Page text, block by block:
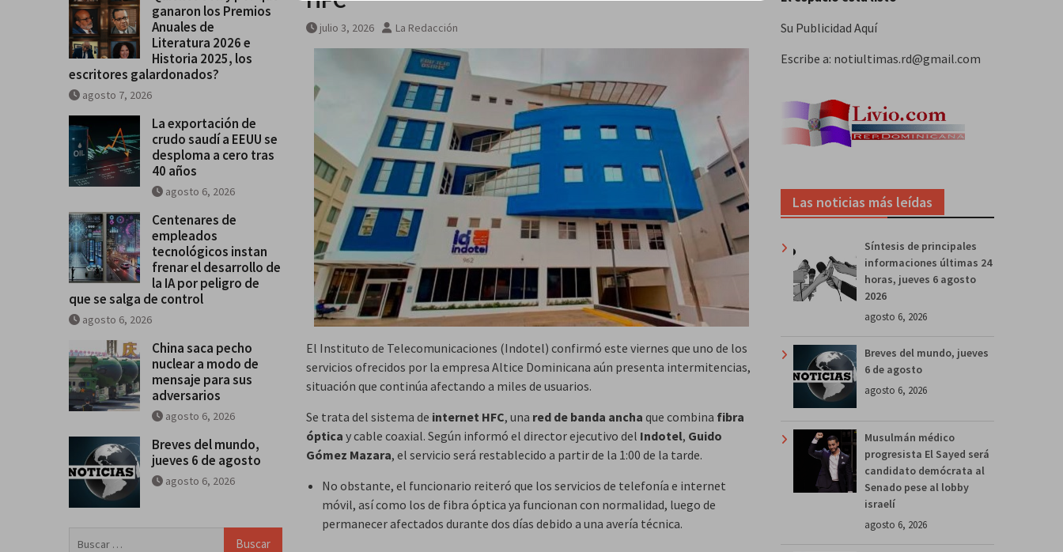
Historia 2025, los escritores
galardonados?
julio 3, 2026 La Redacción
El Instituto de Telecomunicaciones (Indotel) confirmó este viernes que uno de los
servicios ofrecidos por la empresa Altice Dominicana aún presenta intermitencias,
situación que continúa afectando a miles de usuarios.
Se trata del sistema de internet HFC, una red de banda ancha que combina fibra
óptica y cable coaxial. Según informó el director ejecutivo del Indotel, Guido
Gómez Mazara, el servicio será restablecido a partir de la 1:00 de la tarde.
No obstante, el funcionario reiteró que los servicios de telefonía e internet
móvil, así como los de fibra óptica ya funcionan con normalidad, luego de
permanecer afectados durante dos días debido a una avería técnica.
Su Publicidad Aquí
Escribe a: notiultimas.rd@gmail.com
Las noticias más leídas
Síntesis de principales
informaciones últimas 24
horas, jueves 6 agosto
2026
agosto 6, 2026
Breves del mundo, jueves
6 de agosto
agosto 6, 2026
Musulmán médico
progresista El Sayed será
candidato demócrata al
Senado pese al lobby
israelí
agosto 6, 2026
ganaron los Premios
Anuales de
Literatura 2026 e
Historia 2025, los
escritores galardonados?
agosto 7, 2026
La exportación de
crudo saudí a EEUU se
desploma a cero tras
40 años
agosto 6, 2026
Centenares de
empleados
tecnológicos instan
frenar el desarrollo de
la IA por peligro de
que se salga de control
agosto 6, 2026
China saca pecho
nuclear a modo de
mensaje para sus
adversarios
agosto 6, 2026
Breves del mundo,
jueves 6 de agosto
agosto 6, 2026